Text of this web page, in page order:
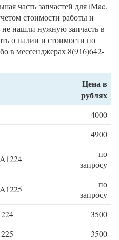
часть запчастей для iMac.
стоимости работы и
нашли нужную запчасть в
о налии и стоимости по
в мессенджерах 8(916)642-
Цена в
рублях
4000
4900
по
запросу
по
запросу
3500
3500